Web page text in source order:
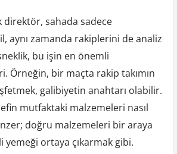
direktör, sahada sadece
aynı zamanda rakiplerini de analiz
bu işin en önemli
Örneğin, bir maçta rakip takımın
galibiyetin anahtarı olabilir.
mutfaktaki malzemeleri nasıl
doğru malzemeleri bir araya
yemeği ortaya çıkarmak gibi.